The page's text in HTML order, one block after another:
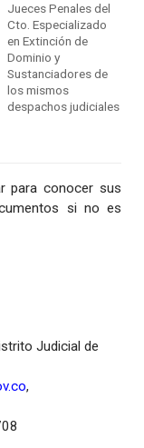
Jueces Penales del
Cto. Especializado
en Extinción de
Dominio y
Sustanciadores de
los mismos
despachos judiciales
para conocer sus
si no es
Judicial de
,